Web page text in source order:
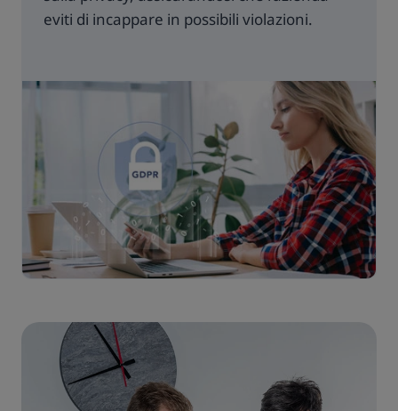
eviti di incappare in possibili violazioni.